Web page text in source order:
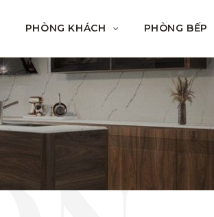
PHÒNG KHÁCH PHÒNG BẾP